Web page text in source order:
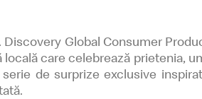
Discovery Global Consumer
care celebrează prietenia,
de surprize exclusive